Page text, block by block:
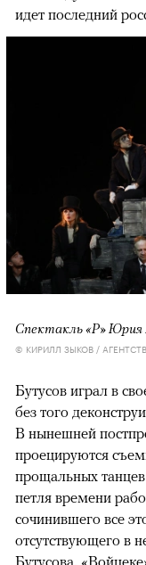
идет последний
Спектакль «Р»
© КИРИЛЛ ЗЫКОВ /
Бутусов играл в
без того
В нынешней
проецируются
прощальных
петля времени
сочинившего все
отсутствующего в